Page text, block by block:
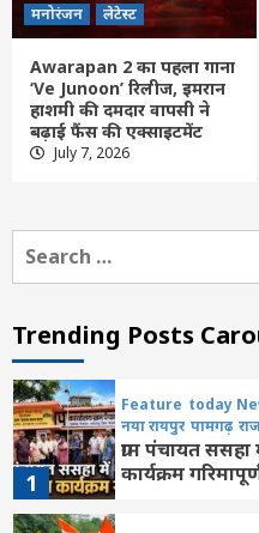
मनोरंजन
लेटेस्ट
Awarapan 2 का पहला गाना
‘Ve Junoon’ रिलीज, इमरान
हाशमी की दमदार वापसी ने
बढ़ाई फैंस की एक्साइटमेंट
July 7, 2026
Search
for:
Trending Posts
5
Feature दिल्ली
उदार हृदय वाले
के दूसरों का हित
Feature
7
Feature छत्तीसगढ़
समारोह को करेंगे
1
Feature today
नया रायपुर पामगढ़
ग्राम पंचायत ससहा
कार्यक्रम